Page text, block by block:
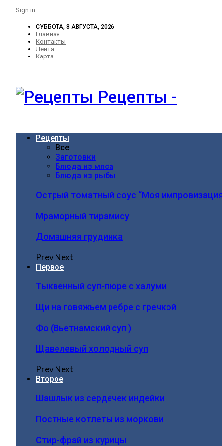
Sign in
СУББОТА, 8 АВГУСТА, 2026
Главная
Контакты
Лента
Карта
Рецепты -
Рецепты
Все
Заготовки
Блюда из мяса
Блюда из рыбы
Острый томатный соус “Моя
Мраморный тирамису
Домашняя грудинка
PrevNext
Первое
Тыквенный суп-пюре с халуми
Щи на говяжьем ребре с гречкой
Фо (Вьетнамский суп )
Щавелевый холодный суп
PrevNext
Второе
Шашлык из сердечек индейки
Постные котлеты из моркови
Стир-фрай из курицы